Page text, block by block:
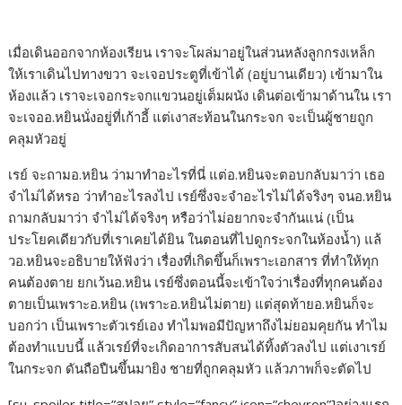
เมื่อเดินออกจากห้องเรียน เราจะโผล่มาอยู่ในส่วนหลังลูกกรงเหล็ก
ให้เราเดินไปทางขวา จะเจอประตูที่เข้าได้ (อยู่บานเดียว) เข้ามาใน
ห้องแล้ว เราจะเจอกระจกแขวนอยู่เต็มผนัง เดินต่อเข้ามาด้านใน เรา
จะเจออ.หยินนั่งอยู่ที่เก้าอี้ แต่เงาสะท้อนในกระจก จะเป็นผู้ชายถูก
คลุมหัวอยู่
เรย์ จะถามอ.หยิน ว่ามาทำอะไรที่นี่ แต่อ.หยินจะตอบกลับมาว่า เธอ
จำไม่ได้หรอ ว่าทำอะไรลงไป เรย์ซึ่งจะจำอะไรไม่ได้จริงๆ จนอ.หยิน
ถามกลับมาว่า จำไม่ได้จริงๆ หรือว่าไม่อยากจะจำกันแน่ (เป็น
ประโยคเดียวกับที่เราเคยได้ยิน ในตอนที่ไปดูกระจกในห้องน้ำ) แล้
วอ.หยินจะอธิบายให้ฟังว่า เรื่องที่เกิดขึ้นก็เพราะเอกสาร ที่ทำให้ทุก
คนต้องตาย ยกเว้นอ.หยิน เรย์ซึ่งตอนนี้จะเข้าใจว่าเรื่องที่ทุกคนต้อง
ตายเป็นเพราะอ.หยิน (เพราะอ.หยินไม่ตาย) แต่สุดท้ายอ.หยินก็จะ
บอกว่า เป็นเพราะตัวเรย์เอง ทำไมพอมีปัญหาถึงไม่ยอมคุยกัน ทำไม
ต้องทำแบบนี้ แล้วเรย์ที่จะเกิดอาการสับสนได้ทิ้งตัวลงไป แต่เงาเรย์
ในกระจก ดันถือปืนขึ้นมายิง ชายที่ถูกคลุมหัว แล้วภาพก็จะตัดไป